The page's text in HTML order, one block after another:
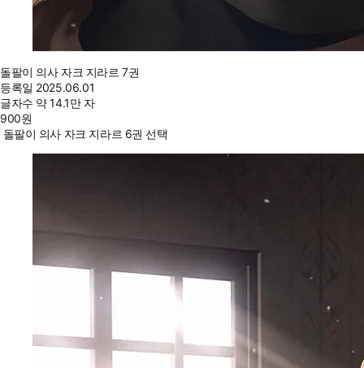
돌팔이 의사 자크 지라르 7권
등록일 2025.06.01
글자수 약 14.1만 자
900원
돌팔이 의사 자크 지라르 6권 선택